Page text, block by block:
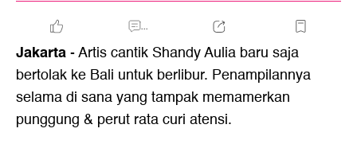
...
Jakarta- Artis cantik Shandy Aulia baru saja
bertolak ke Bali untuk berlibur. Penampilannya
selama di sana yang tampak memamerkan
punggung & perut rata curi atensi.